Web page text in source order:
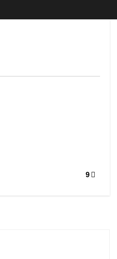
9